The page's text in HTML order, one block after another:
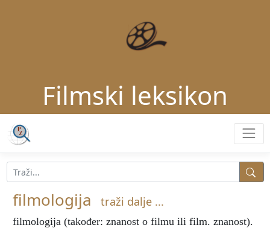
Filmski leksikon
filmologija traži dalje ...
filmologija (također: znanost o filmu ili film. znanost).